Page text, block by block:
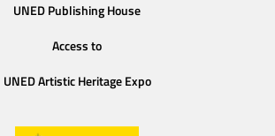
UNED Publishing House
Access to
UNED Artistic Heritage Expo